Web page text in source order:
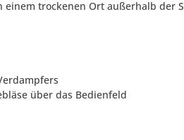
trockenen Ort außerhalb der
über das Bedienfeld